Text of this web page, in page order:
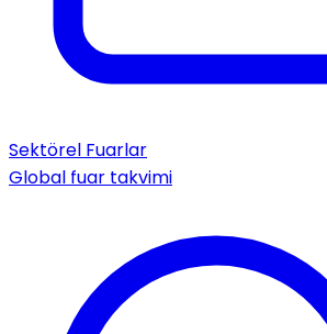
Sektörel Fuarlar
Global fuar takvimi